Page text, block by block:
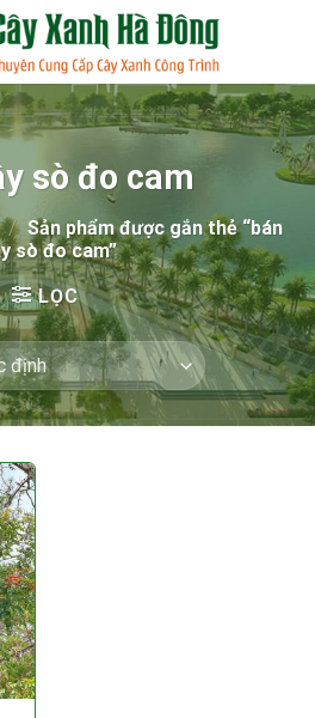
sò đo cam
/ Sản phẩm được gắn thẻ “bán
sò đo cam”
LỌC